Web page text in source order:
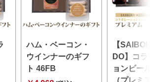
ハム・ベーコン・
ウインナーのギフ
ト 46FB
【
DO】コ
ョンビー
（プレミ